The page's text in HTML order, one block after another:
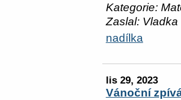
Kategorie:
Zaslal: Vladka
nadílka
lis 29, 2023
Vánoční